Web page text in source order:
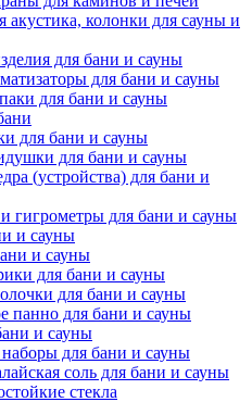
акустика, колонки для сауны и
для бани и сауны
для бани и сауны
для бани и сауны
для бани и сауны
для бани и сауны
(устройства) для бани и
гигрометры для бани и сауны
и сауны
и сауны
для бани и сауны
для бани и сауны
панно для бани и сауны
и сауны
для бани и сауны
соль для бани и сауны
стекла